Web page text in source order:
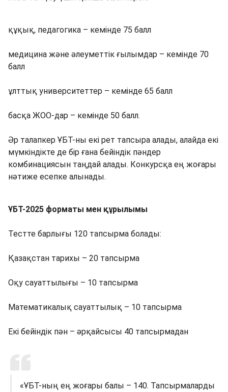
құқық, педагогика – кемінде 75 балл
медицина және әлеуметтік ғылымдар – кемінде 70
балл
ұлттық университеттер – кемінде 65 балл
басқа ЖОО-дар – кемінде 50 балл.
Әр талапкер ҰБТ-ны екі рет тапсыра алады, алайда екі
мүмкіндікте де бір ғана бейіндік пәндер
комбинациясын таңдай алады. Конкурсқа ең жоғары
нәтиже есепке алынады.
ҰБТ-2025 форматы мен құрылымы
Тестте барлығы 120 тапсырма болады:
Қазақстан тарихы – 20 тапсырма
Оқу сауаттылығы – 10 тапсырма
Математикалық сауаттылық – 10 тапсырма
Екі бейіндік пән – әрқайсысы 40 тапсырмадан
«ҰБТ-ның ең жоғары балы – 140. Тапсырмаларды